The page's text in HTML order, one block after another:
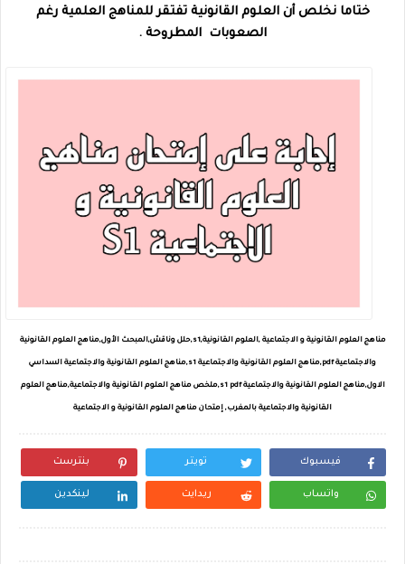
ختاما نخلص أن العلوم القانونية تفتقر للمناهج العلمية رغم
الصعوبات المطروحة .
مناهج العلوم القانونية و الاجتماعية ,العلوم القانونية,s1,حلل وناقش,المبحث الأول,مناهج العلوم القانونية
والاجتماعية pdf,مناهج العلوم القانونية والاجتماعية s1,مناهج العلوم القانونية والاجتماعية السداسي
الاول,مناهج العلوم القانونية والاجتماعية s1 pdf,ملخص مناهج العلوم القانونية والاجتماعية,مناهج العلوم
القانونية والاجتماعية بالمغرب, إمتحان مناهج العلوم القانونية و الاجتماعية
فيسبوك تويتر بنترست
واتساب ريدايت لينكدين